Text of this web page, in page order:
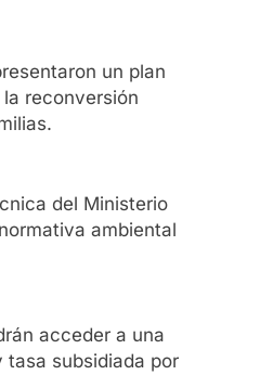
un plan
reconversión
del Ministerio
ambiental
acceder a una
tasa subsidiada por